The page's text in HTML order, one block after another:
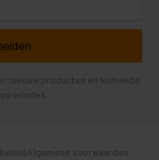
nieuwe producten en komende
Algemene voorwaarden